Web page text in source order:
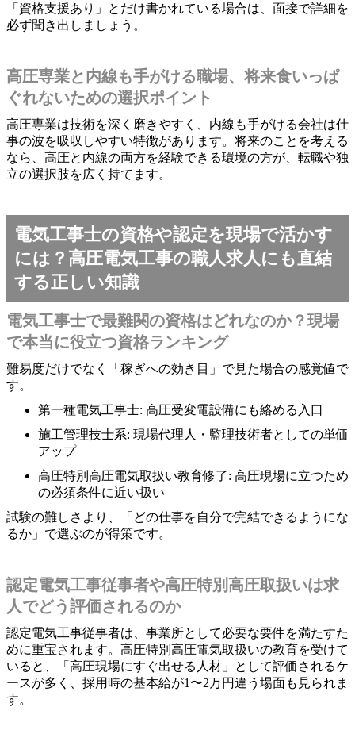
「資格支援あり」とだけ書かれている場合は、面接で詳細を
必ず聞き出しましょう。
高圧専業と内線も手がける職場、将来食いっぱ
ぐれないための選択ポイント
高圧専業は技術を深く磨きやすく、内線も手がける会社は仕
事の波を吸収しやすい特徴があります。将来のことを考える
なら、高圧と内線の両方を経験できる環境の方が、転職や独
立の選択肢を広く持てます。
電気工事士の資格や認定を現場で活かす
には？高圧電気工事の職人求人にも直結
する正しい知識
電気工事士で最難関の資格はどれなのか？現場
で本当に役立つ資格ランキング
難易度だけでなく「稼ぎへの効き目」で見た場合の感覚値で
す。
第一種電気工事士: 高圧受変電設備にも絡める入口
施工管理技士系: 現場代理人・監理技術者としての単価
アップ
高圧特別高圧電気取扱い教育修了: 高圧現場に立つため
の必須条件に近い扱い
試験の難しさより、「どの仕事を自分で完結できるようにな
るか」で選ぶのが得策です。
認定電気工事従事者や高圧特別高圧取扱いは求
人でどう評価されるのか
認定電気工事従事者は、事業所として必要な要件を満たすた
めに重宝されます。高圧特別高圧電気取扱いの教育を受けて
いると、「高圧現場にすぐ出せる人材」として評価されるケ
ースが多く、採用時の基本給が1〜2万円違う場面も見られま
す。